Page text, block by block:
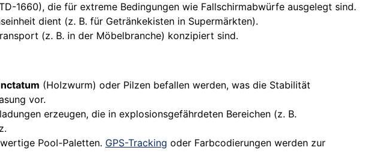
1660), die für extreme Bedingungen wie Fallschirmabwürfe ausgelegt sind.
dient (z. B. für Getränkekisten in Supermärkten).
(z. B. in der Möbelbranche) konzipiert sind.
(Holzwurm) oder Pilzen befallen werden, was die Stabilität
vor.
erzeugen, die in explosionsgefährdeten Bereichen (z. B.
Pool-Paletten. GPS-Tracking oder Farbcodierungen werden zur